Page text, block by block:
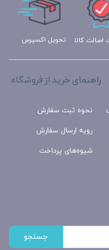
تحویل اکسپرس اصالت کالا
راهنمای خرید از فروشگاه
نحوه ثبت سفارش
رویه ارسال سفارش
شیوه‌های پرداخت
جستجو